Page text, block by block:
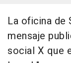
La oficina de
mensaje
social X que